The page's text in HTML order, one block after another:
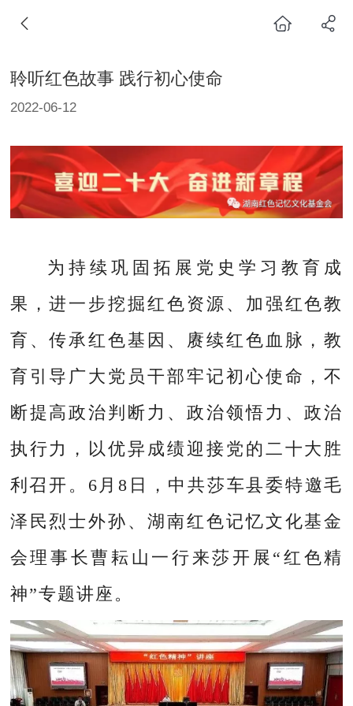
聆听红色故事 践行初心使命
2022-06-12
为持续巩固拓展党史学习教育成
果，进一步挖掘红色资源、加强红色教
育、传承红色基因、赓续红色血脉，教
育引导广大党员干部牢记初心使命，不
断提高政治判断力、政治领悟力、政治
执行力，以优异成绩迎接党的二十大胜
利召开。6月8日，中共莎车县委特邀毛
泽民烈士外孙、湖南红色记忆文化基金
会理事长曹耘山一行来莎开展“红色精
神”专题讲座。